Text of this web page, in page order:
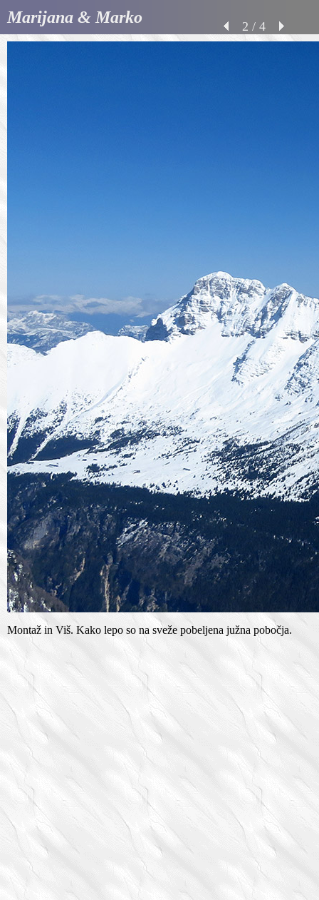
Marijana & Marko 2 / 4
Montaž in Viš. Kako lepo so na sveže pobeljena južna pobočja.